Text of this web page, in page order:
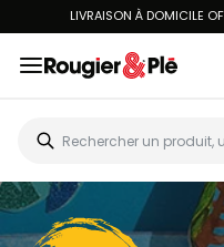
LIVRAISON À DOMICILE